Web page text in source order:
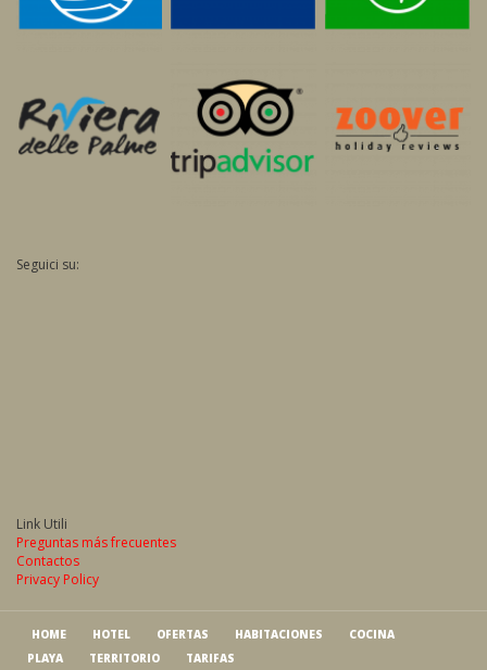
Seguici su:
Link Utili
Preguntas más frecuentes
Contactos
Privacy Policy
HOME HOTEL OFERTAS HABITACIONES
COCINA
PLAYA
TERRITORIO TARIFAS